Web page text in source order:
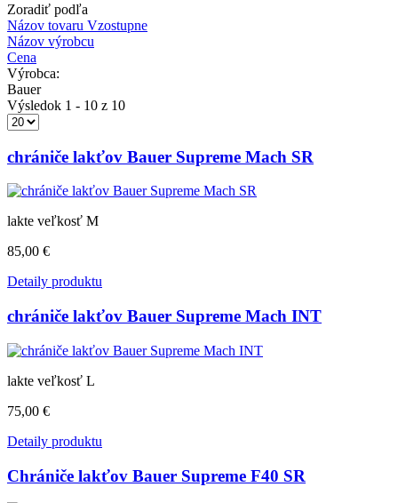
Zoradiť podľa
Názov tovaru Vzostupne
Názov výrobcu
Cena
Výrobca:
Bauer
Výsledok 1 - 10 z 10
chrániče lakťov Bauer Supreme Mach SR
lakte veľkosť M
85,00 €
Detaily produktu
chrániče lakťov Bauer Supreme Mach INT
lakte veľkosť L
75,00 €
Detaily produktu
Chrániče lakťov Bauer Supreme F40 SR